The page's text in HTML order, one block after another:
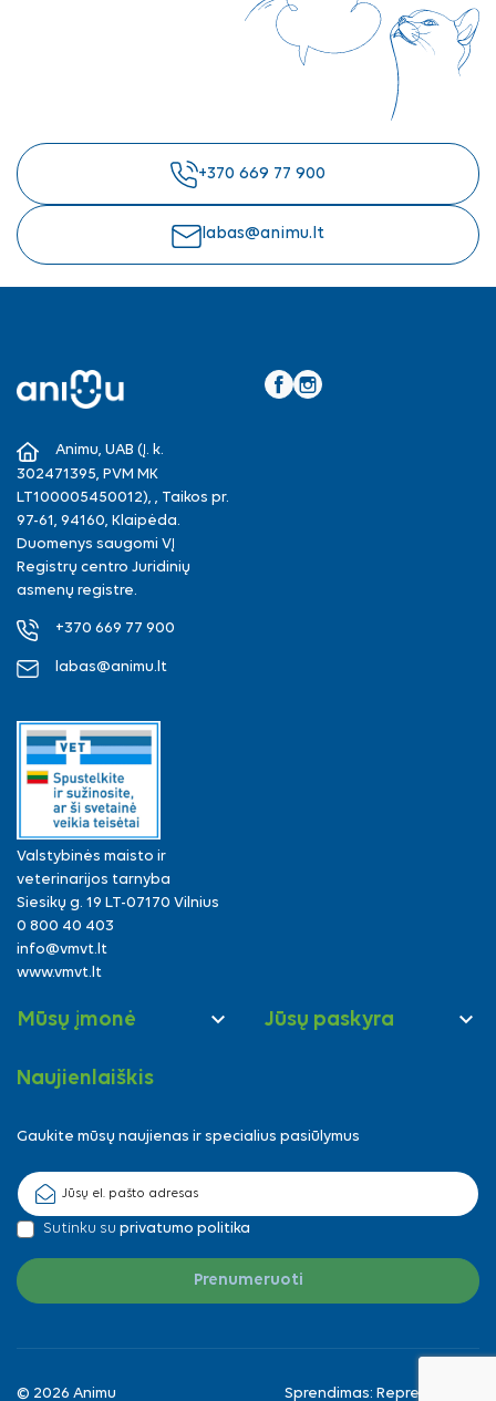
+370 669 77 900
labas@animu.lt
Animu, UAB (Į. k.
302471395, PVM MK
LT100005450012), , Taikos pr.
97-61, 94160, Klaipėda.
Duomenys saugomi VĮ
Registrų centro Juridinių
asmenų registre.
+370 669 77 900
labas@animu.lt
Valstybinės maisto ir
veterinarijos tarnyba
Siesikų g. 19 LT-07170 Vilnius
0 800 40 403
info@vmvt.lt
www.vmvt.lt
Mūsų įmonė  Jūsų paskyra 
Naujienlaiškis
Gaukite mūsų naujienas ir specialius pasiūlymus
Sutinku su privatumo politika
© 2026 Animu Sprendimas: Reprezentuok